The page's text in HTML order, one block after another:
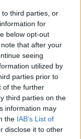
third parties, or
for
below opt-out
that after your
seeing
utilized by
parties prior to
of the further
third parties on the
information may
the IAB’s List of
disclose it to other
en av
07:01, 31 juli 2026